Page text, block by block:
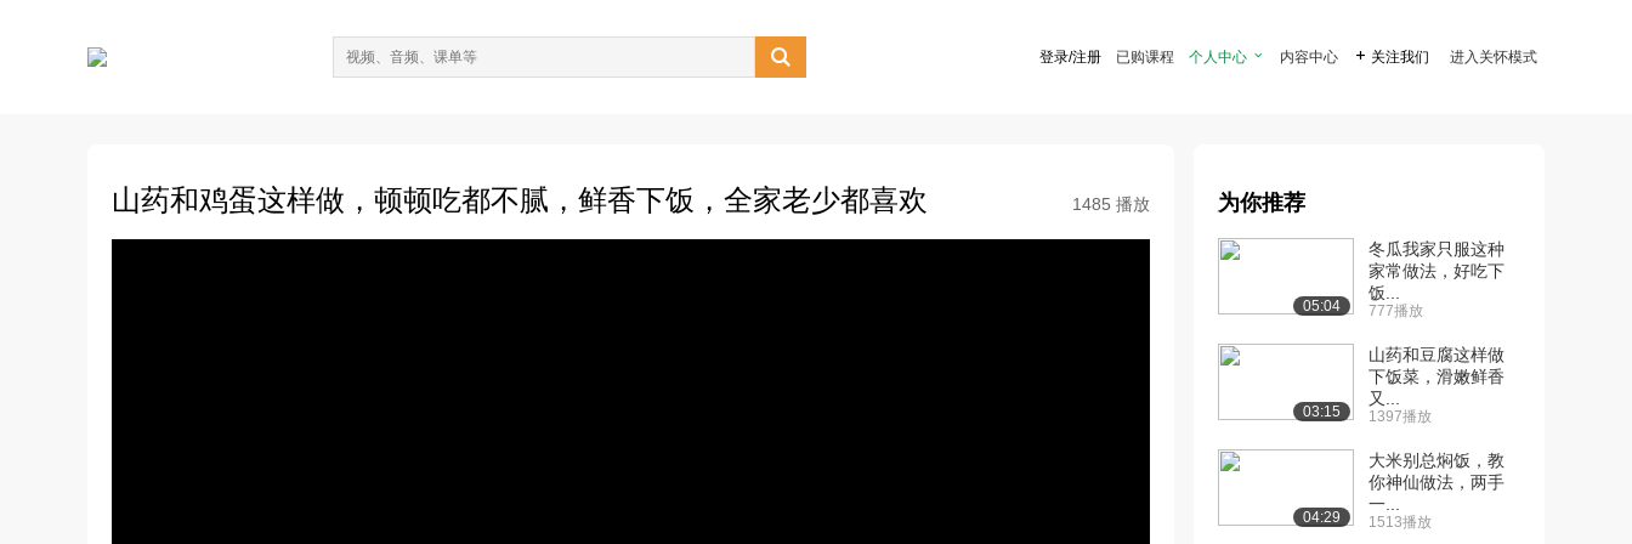
 登录/注册 已购课程 个人中心  内容中心  关注我们 进入关怀模式
山药和鸡蛋这样做，顿顿吃都不腻，鲜香下饭，全家老少都喜欢 1485 播放 为你推荐
05:04
冬瓜我家只服这种
家常做法，好吃下
饭...
777播放
03:15
山药和豆腐这样做
下饭菜，滑嫩鲜香
又...
1397播放
04:29
大米别总焖饭，教
你神仙做法，两手
一...
1513播放